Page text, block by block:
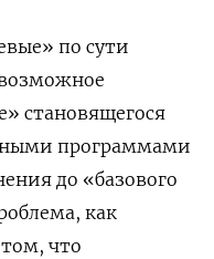
по сути
становящегося
программами
до «базового
как
что